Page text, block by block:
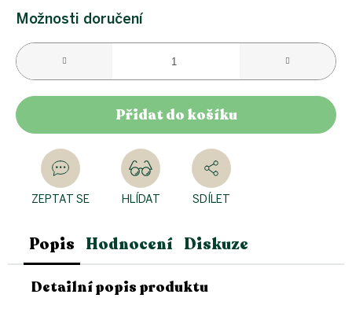
cena:
Možnosti doručení
Přidat do košíku
ZEPTAT SE HLÍDAT SDÍLET
Popis Hodnocení Diskuze
Detailní popis produktu